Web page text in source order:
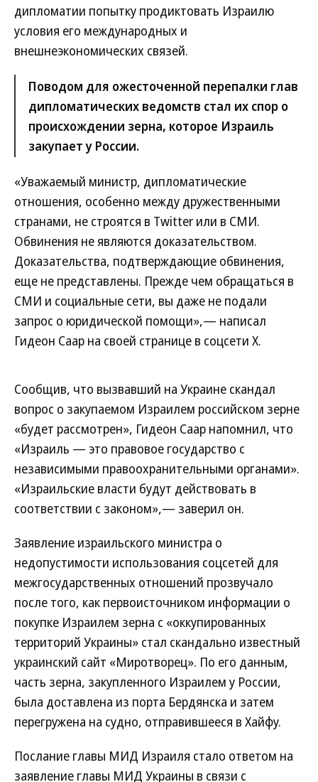
дипломатии попытку продиктовать Израилю
условия его международных и
внешнеэкономических связей.
Поводом для ожесточенной перепалки глав
дипломатических ведомств стал их спор о
происхождении зерна, которое Израиль
закупает у России.
«Уважаемый министр, дипломатические
отношения, особенно между дружественными
странами, не строятся в Twitter или в СМИ.
Обвинения не являются доказательством.
Доказательства, подтверждающие обвинения,
еще не представлены. Прежде чем обращаться в
СМИ и социальные сети, вы даже не подали
запрос о юридической помощи»,— написал
Гидеон Саар на своей странице в соцсети X.
Сообщив, что вызвавший на Украине скандал
вопрос о закупаемом Израилем российском зерне
«будет рассмотрен», Гидеон Саар напомнил, что
«Израиль — это правовое государство с
независимыми правоохранительными органами».
«Израильские власти будут действовать в
соответствии с законом»,— заверил он.
Заявление израильского министра о
недопустимости использования соцсетей для
межгосударственных отношений прозвучало
после того, как первоисточником информации о
покупке Израилем зерна с «оккупированных
территорий Украины» стал скандально известный
украинский сайт «Миротворец». По его данным,
часть зерна, закупленного Израилем у России,
была доставлена из порта Бердянска и затем
перегружена на судно, отправившееся в Хайфу.
Послание главы МИД Израиля стало ответом на
заявление главы МИД Украины в связи с